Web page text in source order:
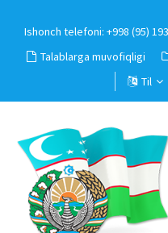
Ishonch telefoni: +998 (95)
Talablarga muvofiqligi
Til